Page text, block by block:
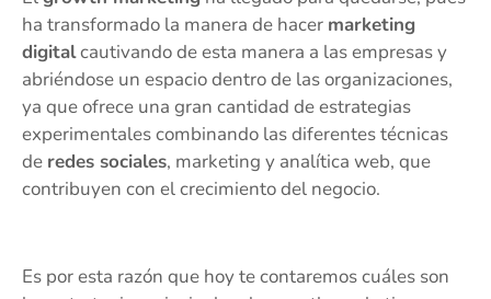
ha transformado la manera de hacer marketing
digitalcautivando de esta manera a las empresas y
abriéndose un espacio dentro de las organizaciones,
ya que ofrece una gran cantidad de estrategias
experimentales combinando las diferentes técnicas
de redes sociales, marketing y analítica web, que
contribuyen con el crecimiento del negocio.
Es por esta razón que hoy te contaremos cuáles son